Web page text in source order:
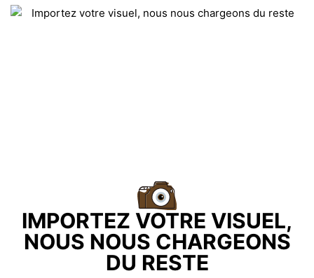
IMPORTEZ VOTRE VISUEL,
NOUS NOUS CHARGEONS
DU RESTE